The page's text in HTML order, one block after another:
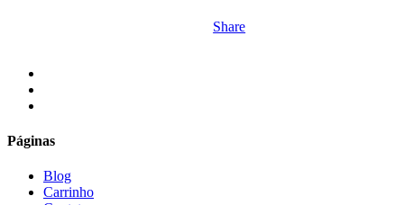
Share
Páginas
Blog
Carrinho